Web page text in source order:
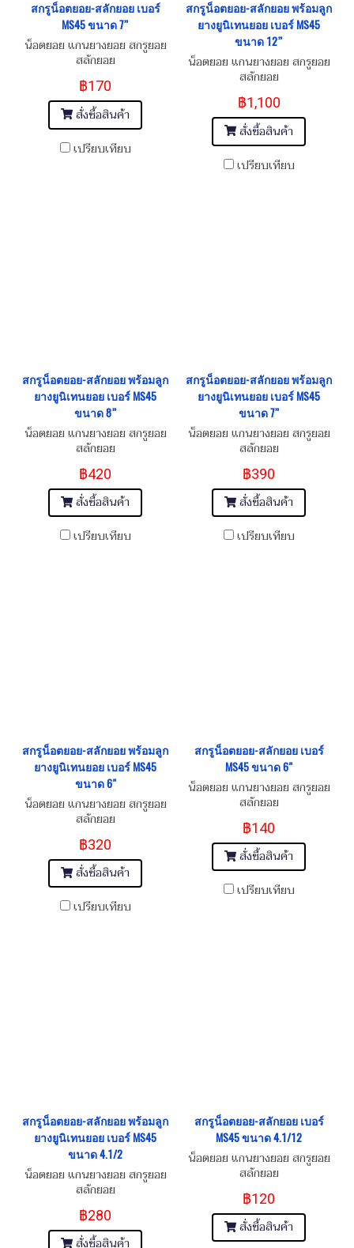
สกรูน็อตยอย-สลักยอย เบอร์
MS45 ขนาด 7”
น็อตยอย แกนยางยอย สกรูยอย
สลักยอย
฿170
สั่งซื้อสินค้า
เปรียบเทียบ
สกรูน็อตยอย-สลักยอย พร้อมลูก
ยางยูนิเทนยอย เบอร์ MS45
ขนาด 12”
น็อตยอย แกนยางยอย สกรูยอย
สลักยอย
฿1,100
สั่งซื้อสินค้า
เปรียบเทียบ
สกรูน็อตยอย-สลักยอย พร้อมลูก
ยางยูนิเทนยอย เบอร์ MS45
ขนาด 8”
น็อตยอย แกนยางยอย สกรูยอย
สลักยอย
฿420
สั่งซื้อสินค้า
เปรียบเทียบ
สกรูน็อตยอย-สลักยอย พร้อมลูก
ยางยูนิเทนยอย เบอร์ MS45
ขนาด 7”
น็อตยอย แกนยางยอย สกรูยอย
สลักยอย
฿390
สั่งซื้อสินค้า
เปรียบเทียบ
สกรูน็อตยอย-สลักยอย พร้อมลูก
ยางยูนิเทนยอย เบอร์ MS45
ขนาด 6"
น็อตยอย แกนยางยอย สกรูยอย
สลักยอย
฿320
สั่งซื้อสินค้า
เปรียบเทียบ
สกรูน็อตยอย-สลักยอย เบอร์
MS45 ขนาด 6"
น็อตยอย แกนยางยอย สกรูยอย
สลักยอย
฿140
สั่งซื้อสินค้า
เปรียบเทียบ
สกรูน็อตยอย-สลักยอย พร้อมลูก
ยางยูนิเทนยอย เบอร์ MS45
ขนาด 4.1/2
น็อตยอย แกนยางยอย สกรูยอย
สลักยอย
฿280
สั่งซื้อสินค้า
สกรูน็อตยอย-สลักยอย เบอร์
MS45 ขนาด 4.1/12
น็อตยอย แกนยางยอย สกรูยอย
สลักยอย
฿120
สั่งซื้อสินค้า